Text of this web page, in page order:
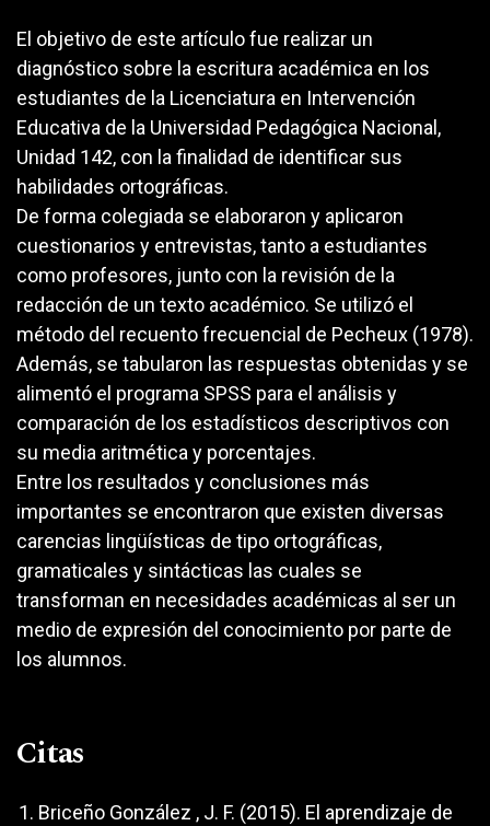
El objetivo de este artículo fue realizar un
diagnóstico sobre la escritura académica en los
estudiantes de la Licenciatura en Intervención
Educativa de la Universidad Pedagógica Nacional,
Unidad 142, con la finalidad de identificar sus
habilidades ortográficas.
De forma colegiada se elaboraron y aplicaron
cuestionarios y entrevistas, tanto a estudiantes
como profesores, junto con la revisión de la
redacción de un texto académico. Se utilizó el
método del recuento frecuencial de Pecheux (1978).
Además, se tabularon las respuestas obtenidas y se
alimentó el programa SPSS para el análisis y
comparación de los estadísticos descriptivos con
su media aritmética y porcentajes.
Entre los resultados y conclusiones más
importantes se encontraron que existen diversas
carencias lingüísticas de tipo ortográficas,
gramaticales y sintácticas las cuales se
transforman en necesidades académicas al ser un
medio de expresión del conocimiento por parte de
los alumnos.
Citas
Briceño González , J. F. (2015). El aprendizaje de